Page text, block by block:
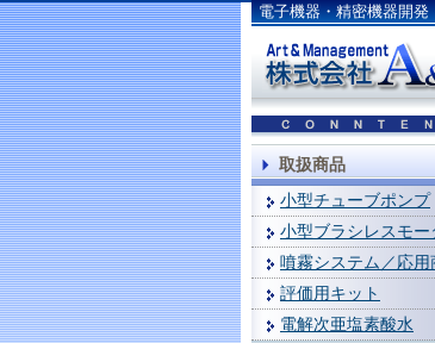
電子機器・精密機器開
取扱商品
小型チューブポンプ
小型ブラシレスモー
噴霧システム／応用
評価用キット
電解次亜塩素酸水